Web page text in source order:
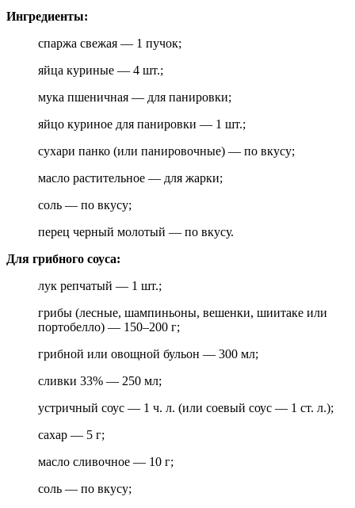
Ингредиенты:
спаржа свежая — 1 пучок;
яйца куриные — 4 шт.;
мука пшеничная — для панировки;
яйцо куриное для панировки — 1 шт.;
сухари панко (или панировочные) — по вкусу;
масло растительное — для жарки;
соль — по вкусу;
перец черный молотый — по вкусу.
Для грибного соуса:
лук репчатый — 1 шт.;
грибы (лесные, шампиньоны, вешенки, шиитаке или
портобелло) — 150–200 г;
грибной или овощной бульон — 300 мл;
сливки 33% — 250 мл;
устричный соус — 1 ч. л. (или соевый соус — 1 ст. л.);
сахар — 5 г;
масло сливочное — 10 г;
соль — по вкусу;